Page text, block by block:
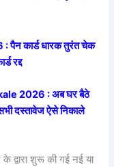
कार्ड धारक तुरंत चेक
रद्द
2026 : अब घर बैठे
दस्तावेज ऐसे निकाले
द्वारा शुरू की गई नई या